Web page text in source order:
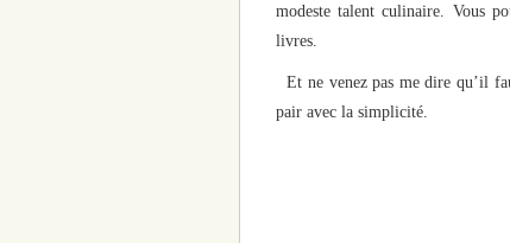
modeste talent culinaire. Vous
livres.
Et ne venez pas me dire qu’il
pair avec la simplicité.